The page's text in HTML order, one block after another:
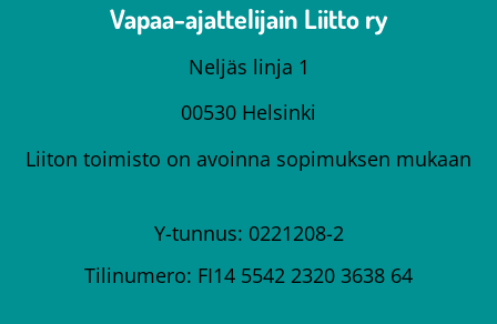
Vapaa-ajattelijain Liitto ry
Neljäs linja 1
00530 Helsinki
Liiton toimisto on avoinna sopimuksen mukaan
Y-tunnus: 0221208-2
Tilinumero: FI14 5542 2320 3638 64